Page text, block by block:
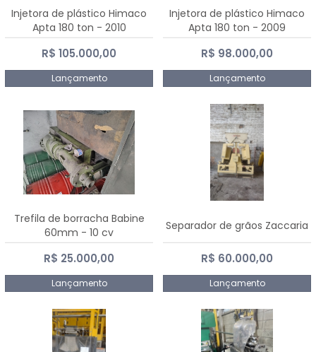
Injetora de plástico Himaco
Apta 180 ton - 2010
R$ 105.000,00
Lançamento
Injetora de plástico Himaco
Apta 180 ton - 2009
R$ 98.000,00
Lançamento
Trefila de borracha Babine
60mm - 10 cv
R$ 25.000,00
Lançamento
Separador de grãos Zaccaria
R$ 60.000,00
Lançamento